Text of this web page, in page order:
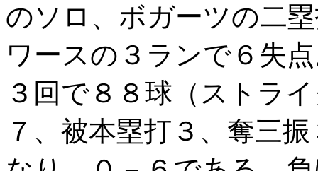
のソロ、ボガーツの二
ワースの３ランで６失
３回で８８球（ストラ
７、被本塁打３、奪三